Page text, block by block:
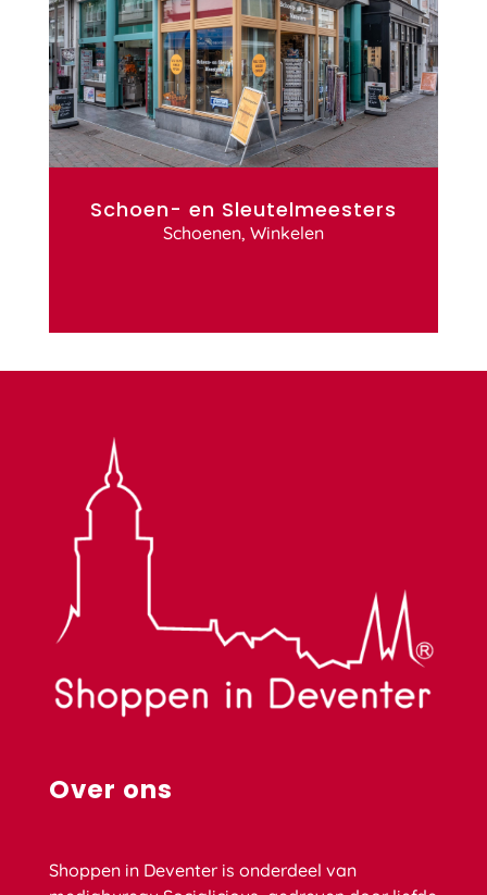
Schoen- en Sleutelmeesters
Schoenen, Winkelen
Over ons
Shoppen in Deventer is onderdeel van